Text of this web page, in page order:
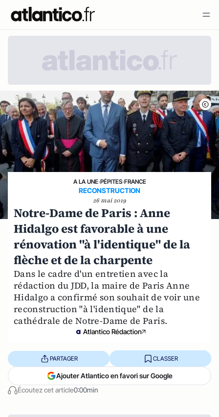
A LA UNE›PÉPITES›FRANCE
RECONSTRUCTION
26 mai 2019
Notre-Dame de Paris : Anne
Hidalgo est favorable à une
rénovation "à l'identique" de la
flèche et de la charpente
Dans le cadre d'un entretien avec la
rédaction du JDD, la maire de Paris Anne
Hidalgo a confirmé son souhait de voir une
reconstruction "à l'identique" de la
cathédrale de Notre-Dame de Paris.
Atlantico Rédaction
Écoutez cet article0:00min
PARTAGER CLASSER
Ajouter Atlantico en favori sur Google